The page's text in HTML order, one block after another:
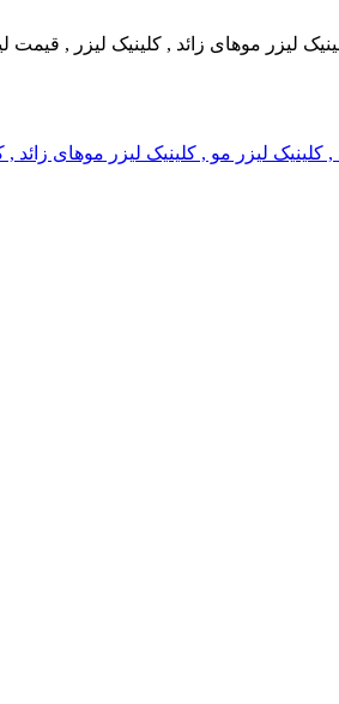
لیزر موهای زائد , کلینیک لیزر ,
, کلینیک لیزر مو , کلینیک لیزر موهای